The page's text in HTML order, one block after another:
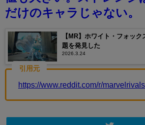
だけのキャラじゃない。
【MR】ホワイト・フォッ
題を発見した
2026.3.24
引用元
https://www.reddit.com/r/